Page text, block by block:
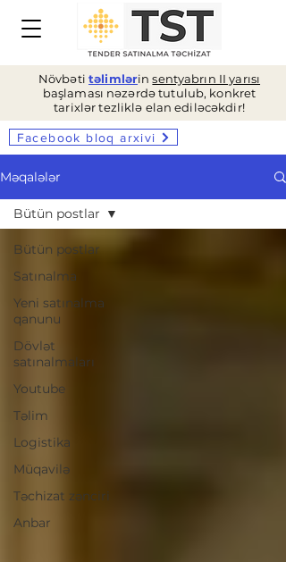
Növbəti təlimlərinsentyabrın II yarısı
başlaması nəzərdə tutulub, konkret
tarixlər tezliklə elan ediləcəkdir!
Facebook bloq arxivi
Məqalələr
Bütün postlar
Satınalma
Yeni satınalma
qanunu
Dövlət
satınalmaları
Youtube
Təlim
Logistika
Müqavilə
Təchizat zənciri
Anbar
Bütün postlar